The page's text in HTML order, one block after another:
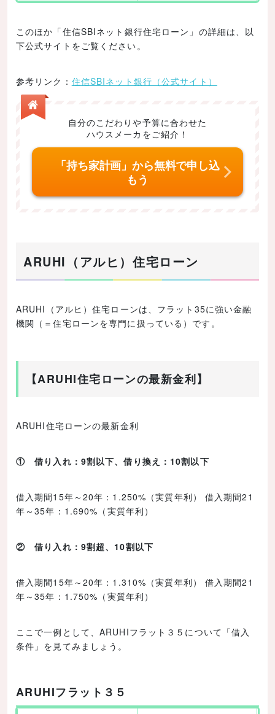
このほか「住信SBIネット銀行住宅ローン」の詳細は、以
下公式サイトをご覧ください。
参考リンク： 住信SBIネット銀行（公式サイト）
自分のこだわりや予算に合わせた
ハウスメーカをご紹介！
「持ち家計画」から無料で申し込
もう
ARUHI（アルヒ）住宅ローン
ARUHI（アルヒ）住宅ローンは、フラット35に強い金融
機関（＝住宅ローンを専門に扱っている）です。
【ARUHI住宅ローンの最新金利】
ARUHI住宅ローンの最新金利
① 借り入れ：9割以下、借り換え：10割以下
借入期間15年～20年：1.250%（実質年利） 借入期間21
年～35年：1.690%（実質年利）
② 借り入れ：9割超、10割以下
借入期間15年～20年：1.310%（実質年利） 借入期間21
年～35年：1.750%（実質年利）
ここで一例として、ARUHIフラット３５について「借入
条件」を見てみましょう。
ARUHIフラット３５